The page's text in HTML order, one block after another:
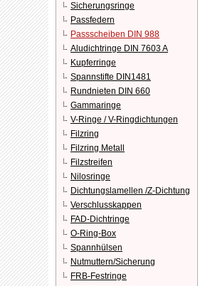
Sicherungsringe
Passfedern
Passscheiben DIN 988
Aludichtringe DIN 7603 A
Kupferringe
Spannstifte DIN1481
Rundnieten DIN 660
Gammaringe
V-Ringe / V-Ringdichtungen
Filzring
Filzring Metall
Filzstreifen
Nilosringe
Dichtungslamellen /Z-Dichtung
Verschlusskappen
FAD-Dichtringe
O-Ring-Box
Spannhülsen
Nutmuttern/Sicherung
FRB-Festringe